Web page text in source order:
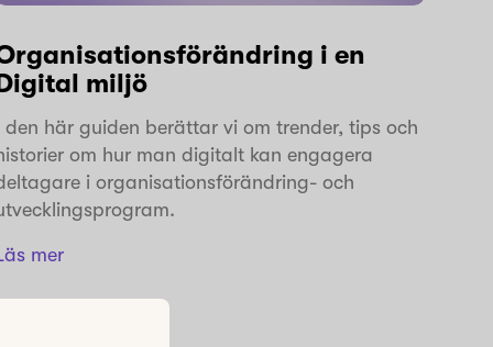
i en
miljö
I den här guiden berättar vi om trender, tips och
om hur man digitalt kan engagera
i organisationsförändring- och
mer